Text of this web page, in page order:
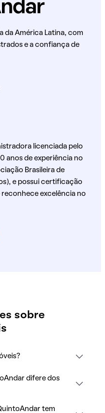
da América Latina, com
e a confiança de
licenciada pelo
anos de experiência no
Brasileira de
e possui certificação
reconhece excelência no
sobre
difere dos
tem